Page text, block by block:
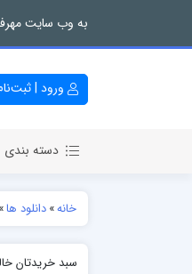
به وب سایت
ورود |
دسته بندی
خانه»دانلود ها»
سبد خریدتان